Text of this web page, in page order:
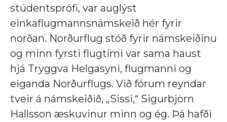
stúdentsprófi, var auglýst
einkaflugmannsnámskeið hér fyrir
norðan. Norðurflug stóð fyrir námskeiðinu
og minn fyrsti flugtími var sama haust
hjá Tryggva Helgasyni, flugmanni og
eiganda Norðurflugs. Við fórum reyndar
tveir á námskeiðið, „Sissi,“ Sigurbjörn
Hallsson æskuvinur minn og ég. Þá hafði